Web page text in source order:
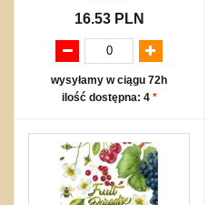
16.53 PLN
wysyłamy w ciągu 72h
ilość dostępna: 4 *